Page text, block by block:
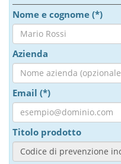
Nome e cognome (*)
Azienda
Email (*)
Titolo prodotto